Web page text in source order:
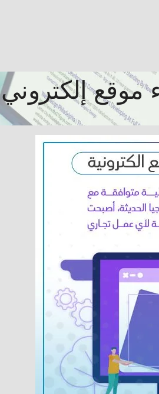
موقع إلكتروني